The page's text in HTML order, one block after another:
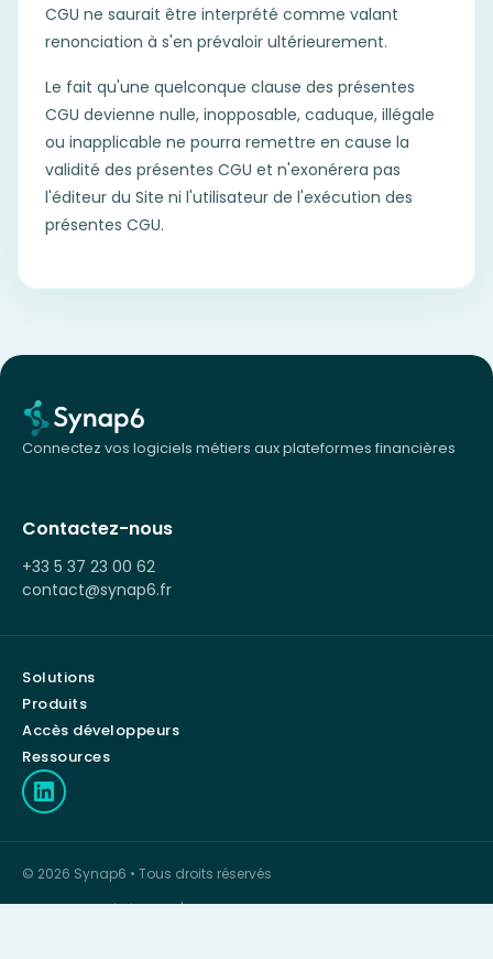
CGU ne saurait être interprété comme valant
renonciation à s'en prévaloir ultérieurement.
Le fait qu'une quelconque clause des présentes
CGU devienne nulle, inopposable, caduque, illégale
ou inapplicable ne pourra remettre en cause la
validité des présentes CGU et n'exonérera pas
l'éditeur du Site ni l'utilisateur de l'exécution des
présentes CGU.
Connectez vos logiciels métiers aux plateformes financières
Contactez-nous
+33 5 37 23 00 62
contact@synap6.fr
Solutions
Produits
Accès développeurs
Ressources
© 2026 Synap6 • Tous droits réservés
Conditions générales d'utilisation